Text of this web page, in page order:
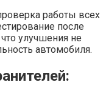
работы всех
после
улучшения не
автомобиля.